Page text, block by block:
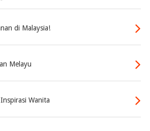
di Malaysia!
Melayu
Wanita